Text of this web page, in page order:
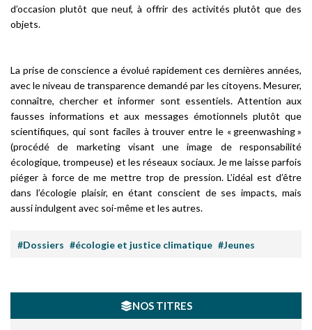
d’occasion plutôt que neuf, à offrir des activités plutôt que des
objets.
La prise de conscience a évolué rapidement ces dernières années,
avec le niveau de transparence demandé par les citoyens. Mesurer,
connaître, chercher et informer sont essentiels. Attention aux
fausses informations et aux messages émotionnels plutôt que
scientifiques, qui sont faciles à trouver entre le « greenwashing »
(procédé de marketing visant une image de responsabilité
écologique, trompeuse) et les réseaux sociaux. Je me laisse parfois
piéger à force de me mettre trop de pression. L’idéal est d’être
dans l’écologie plaisir, en étant conscient de ses impacts, mais
aussi indulgent avec soi-même et les autres.
#Dossiers #écologie et justice climatique #Jeunes
NOS TITRES